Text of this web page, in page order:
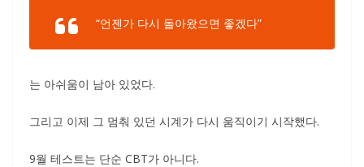
“언젠가 다시 돌아왔으면 좋겠다”
는 아쉬움이 남아 있었다.
그리고 이제 그 멈춰 있던 시계가 다시 움직이기 시작했다.
9월 테스트는 단순 CBT가 아니다.